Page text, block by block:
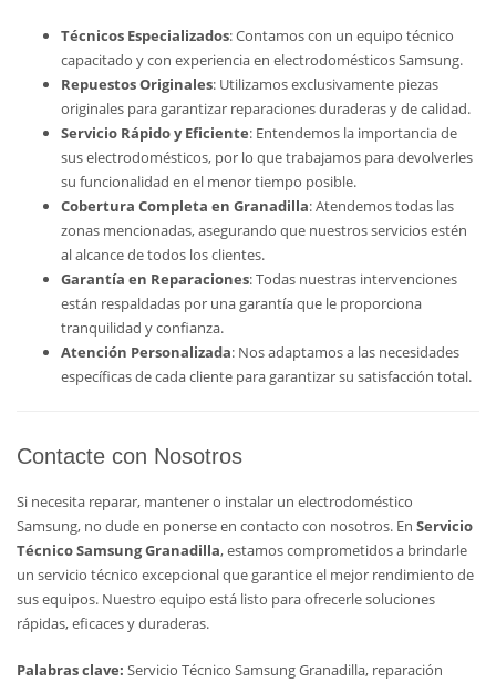
Técnicos Especializados: Contamos con un equipo técnico
capacitado y con experiencia en electrodomésticos Samsung.
Repuestos Originales: Utilizamos exclusivamente piezas
originales para garantizar reparaciones duraderas y de calidad.
Servicio Rápido y Eficiente: Entendemos la importancia de
sus electrodomésticos, por lo que trabajamos para devolverles
su funcionalidad en el menor tiempo posible.
Cobertura Completa en Granadilla: Atendemos todas las
zonas mencionadas, asegurando que nuestros servicios estén
al alcance de todos los clientes.
Garantía en Reparaciones: Todas nuestras intervenciones
están respaldadas por una garantía que le proporciona
tranquilidad y confianza.
Atención Personalizada: Nos adaptamos a las necesidades
específicas de cada cliente para garantizar su satisfacción total.
Contacte con Nosotros
Si necesita reparar, mantener o instalar un electrodoméstico
Samsung, no dude en ponerse en contacto con nosotros. En Servicio
Técnico Samsung Granadilla, estamos comprometidos a brindarle
un servicio técnico excepcional que garantice el mejor rendimiento de
sus equipos. Nuestro equipo está listo para ofrecerle soluciones
rápidas, eficaces y duraderas.
Palabras clave: Servicio Técnico Samsung Granadilla, reparación